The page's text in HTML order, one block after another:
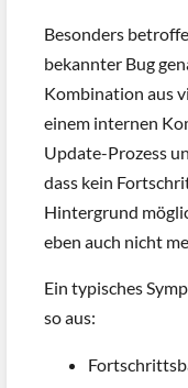
Besonders
bekannter Bug
Kombination aus
einem internen
Update-Prozess
dass kein
Hintergrund
eben auch nicht
Ein typisches
so aus: